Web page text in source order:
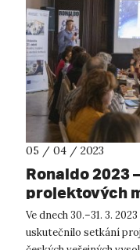
05 / 04 / 2023
Ronaldo 2023
projektových
veřejných
republiky
Ve dnech 30.–31. 3.
uskutečnilo setkání